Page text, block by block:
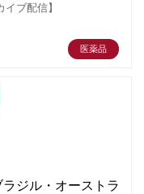
ブ配信】
医薬品
ジル・オーストラ